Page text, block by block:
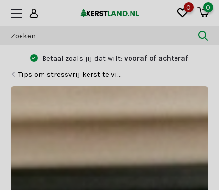
0 0
Betaal zoals jij dat wilt: vooraf of achteraf
Tips om stressvrij kerst te vi...